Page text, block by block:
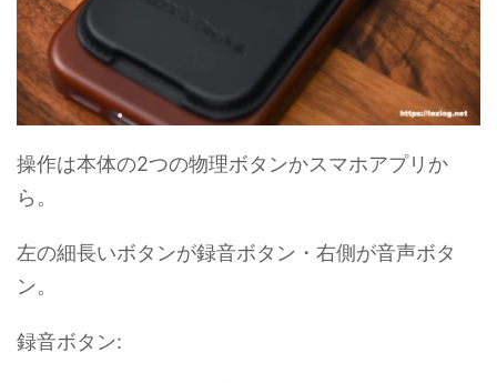
操作は本体の2つの物理ボタンかスマホアプリか
ら。
左の細長いボタンが録音ボタン・右側が音声ボタ
ン。
録音ボタン: